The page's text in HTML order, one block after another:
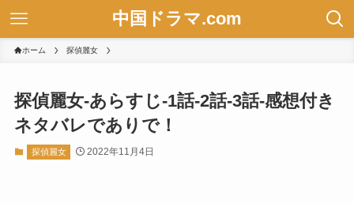
中国ドラマ.com
ホーム 探偵麗女
探偵麗女-あらすじ-1話-2話-3話-感想付き
ネタバレでありで！
探偵麗女 2022年11月4日